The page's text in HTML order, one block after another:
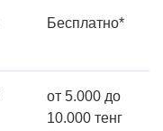
Бесплатно*
от 5.000 до
10.000 тенг